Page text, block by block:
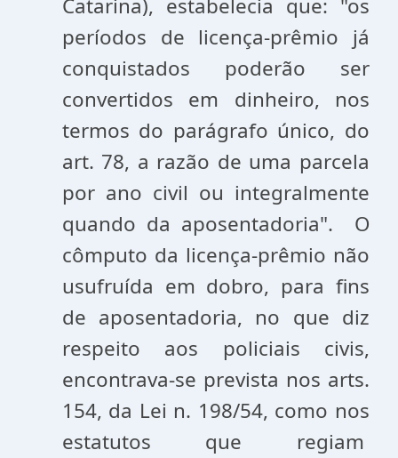
Catarina), estabelecia que: "os
períodos de licença-prêmio já
conquistados poderão ser
convertidos em dinheiro, nos
termos do parágrafo único, do
art. 78, a razão de uma parcela
por ano civil ou integralmente
quando da aposentadoria". O
cômputo da licença-prêmio não
usufruída em dobro, para fins
de aposentadoria, no que diz
respeito aos policiais civis,
encontrava-se prevista nos arts.
154, da Lei n. 198/54, como nos
estatutos que regiam